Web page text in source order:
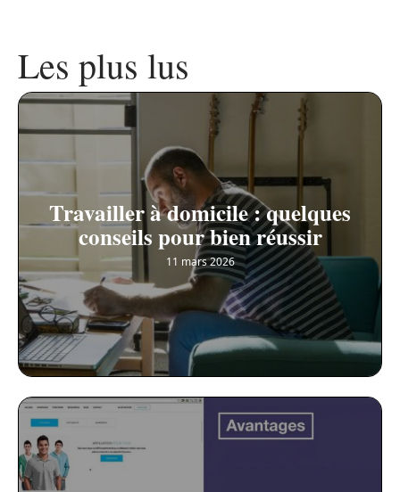
Les plus lus
Travailler à domicile : quelques
conseils pour bien réussir
11 mars 2026